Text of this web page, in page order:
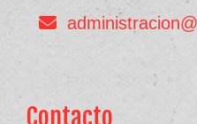
administracion
Contacto